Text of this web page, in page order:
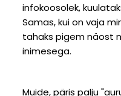
infokoosolek,
Samas, kui on vaja
tahaks pigem näost
inimesega.
Muide, päris palju